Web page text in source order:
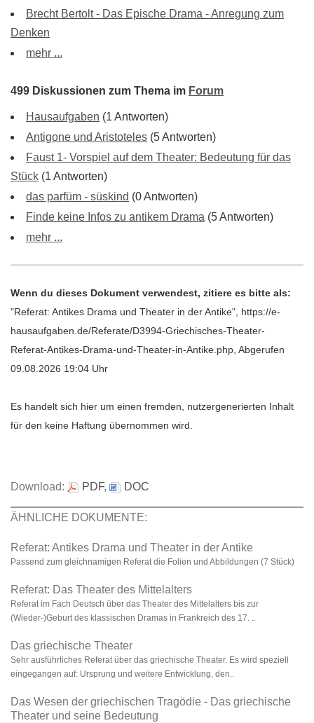
Brecht Bertolt - Das Epische Drama - Anregung zum
Denken
mehr ...
499 Diskussionen zum Thema im Forum
Hausaufgaben (1 Antworten)
Antigone und Aristoteles (5 Antworten)
Faust 1- Vorspiel auf dem Theater: Bedeutung für das
Stück (1 Antworten)
das parfüm - süskind (0 Antworten)
Finde keine Infos zu antikem Drama (5 Antworten)
mehr ...
Wenn du dieses Dokument verwendest, zitiere es bitte als:
"Referat: Antikes Drama und Theater in der Antike", https://e-
hausaufgaben.de/Referate/D3994-Griechisches-Theater-
Referat-Antikes-Drama-und-Theater-in-Antike.php, Abgerufen
09.08.2026 19:04 Uhr
Es handelt sich hier um einen fremden, nutzergenerierten Inhalt
für den keine Haftung übernommen wird.
Download: PDF, DOC
ÄHNLICHE DOKUMENTE:
Referat: Antikes Drama und Theater in der Antike
Passend zum gleichnamigen Referat die Folien und Abbildungen (7 Stück)
Referat: Das Theater des Mittelalters
Referat im Fach Deutsch über das Theater des Mittelalters bis zur
(Wieder-)Geburt des klassischen Dramas in Frankreich des 17. ..
Das griechische Theater
Sehr ausführliches Referat über das griechische Theater. Es wird speziell
eingegangen auf: Ursprung und weitere Entwicklung, den..
Das Wesen der griechischen Tragödie - Das griechische
Theater und seine Bedeutung